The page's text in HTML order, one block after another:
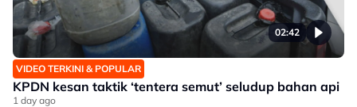
02:42
VIDEO TERKINI & POPULAR
KPDN kesan taktik ‘tentera semut’ seludup bahan api
1 day ago